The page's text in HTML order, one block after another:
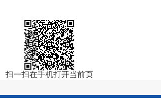
扫一扫在手机打开当前页